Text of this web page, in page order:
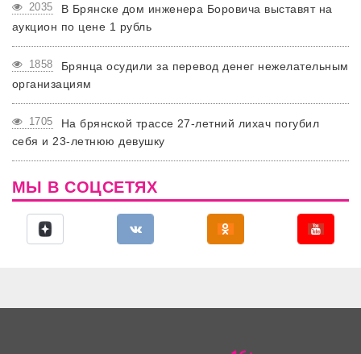
2035
В Брянске дом инженера Боровича выставят на
аукцион по цене 1 рубль
1858
Брянца осудили за перевод денег нежелательным
организациям
1705
На брянской трассе 27-летний лихач погубил
себя и 23-летнюю девушку
МЫ В СОЦСЕТЯХ